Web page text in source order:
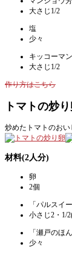
大さじ1/2
塩
少々
キッコーマ
大さじ1/2
作り方はこちら
トマトの炒
炒めたトマトのおい
材料(2人分)
卵
2個
「パルスイ
小さじ2・1/
「瀬戸のほ
少々